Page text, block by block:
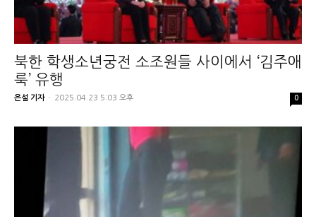
북한 학생소년궁전 소조원들 사이에서 ‘김주애
룩’ 유행
은설 기자 - 2025.04.23 5:03 오후 0